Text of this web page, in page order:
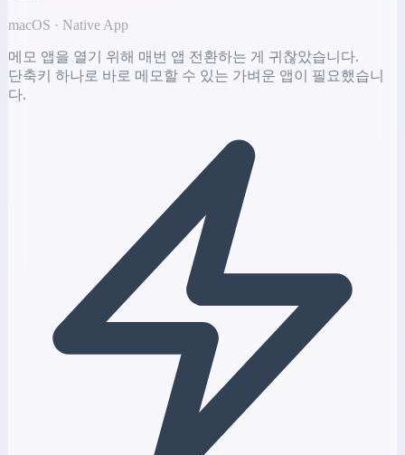
macOS · Native App
메모 앱을 열기 위해 매번 앱 전환하는 게 귀찮았습니다.
단축키 하나로 바로 메모할 수 있는 가벼운 앱이 필요했습니
다.